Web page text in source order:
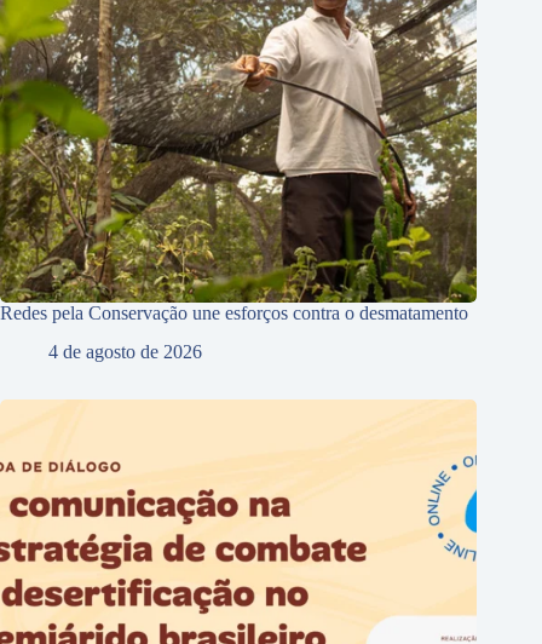
Redes pela Conservação une esforços contra o desmatamento
4 de agosto de 2026